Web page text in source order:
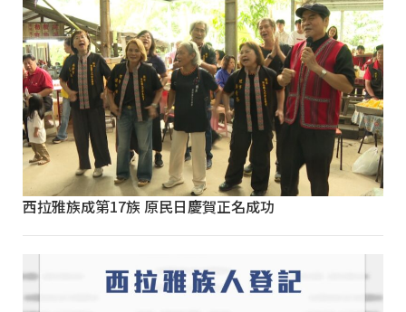
西拉雅族成第17族 原民日慶賀正名成功